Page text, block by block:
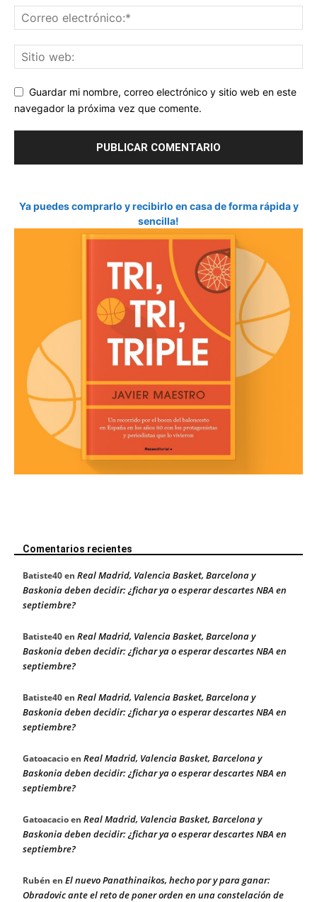
Guardar mi nombre, correo electrónico y sitio web en este
navegador la próxima vez que comente.
Ya puedes comprarlo y recibirlo en casa de forma rápida y
sencilla!
Comentarios recientes
Batiste40en Real Madrid, Valencia Basket, Barcelona y
Baskonia deben decidir: ¿fichar ya o esperar descartes NBA en
septiembre?
Batiste40en Real Madrid, Valencia Basket, Barcelona y
Baskonia deben decidir: ¿fichar ya o esperar descartes NBA en
septiembre?
Batiste40en Real Madrid, Valencia Basket, Barcelona y
Baskonia deben decidir: ¿fichar ya o esperar descartes NBA en
septiembre?
Gatoacacioen Real Madrid, Valencia Basket, Barcelona y
Baskonia deben decidir: ¿fichar ya o esperar descartes NBA en
septiembre?
Gatoacacioen Real Madrid, Valencia Basket, Barcelona y
Baskonia deben decidir: ¿fichar ya o esperar descartes NBA en
septiembre?
Rubén en El nuevo Panathinaikos, hecho por y para ganar:
Obradovic ante el reto de poner orden en una constelación de